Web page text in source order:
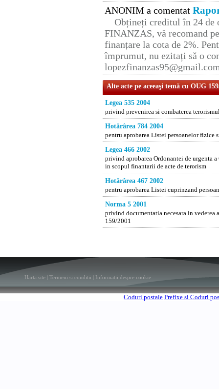
ANONIM a comentat
Obțineți creditul în 24 de
FINANZAS, vă recomand
finanțare la cota de 2%.
împrumut, nu ezitați să o
Alte acte pe aceeaşi temă cu OUG
Legea 535 2004
privind prevenirea si combaterea
Hotărârea 784 2004
pentru aprobarea Listei persoanelor fizice
Legea 466 2002
privind aprobarea Ordonantei de urgenta
in scopul finantarii de acte de terorism
Hotărârea 467 2002
pentru aprobarea Listei cuprinzand
Norma 5 2001
privind documentatia necesara in
159/2001
Harta site Termeni si conditii Informatii despre cookie
Coduri postale Prefixe si Coduri